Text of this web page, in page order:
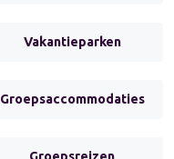
Vakantieparken
Groepsaccommodaties